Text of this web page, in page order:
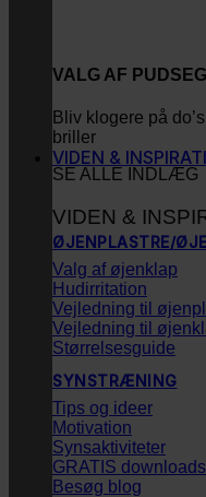
VALG AF
Bliv klogere på
briller
SE ALLE INDLÆG
VIDEN &
VIDEN &
ØJENPLASTRE/
Valg af øjenklap
Hudirritation
Vejledning til
Vejledning til
Størrelsesguide
SYNSTRÆNING
Tips og ideer
Motivation
Synsaktiviteter
GRATIS downloads
Besøg blog